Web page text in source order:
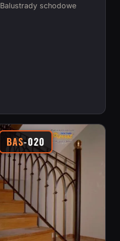
Balustrady schodowe
BAS-020